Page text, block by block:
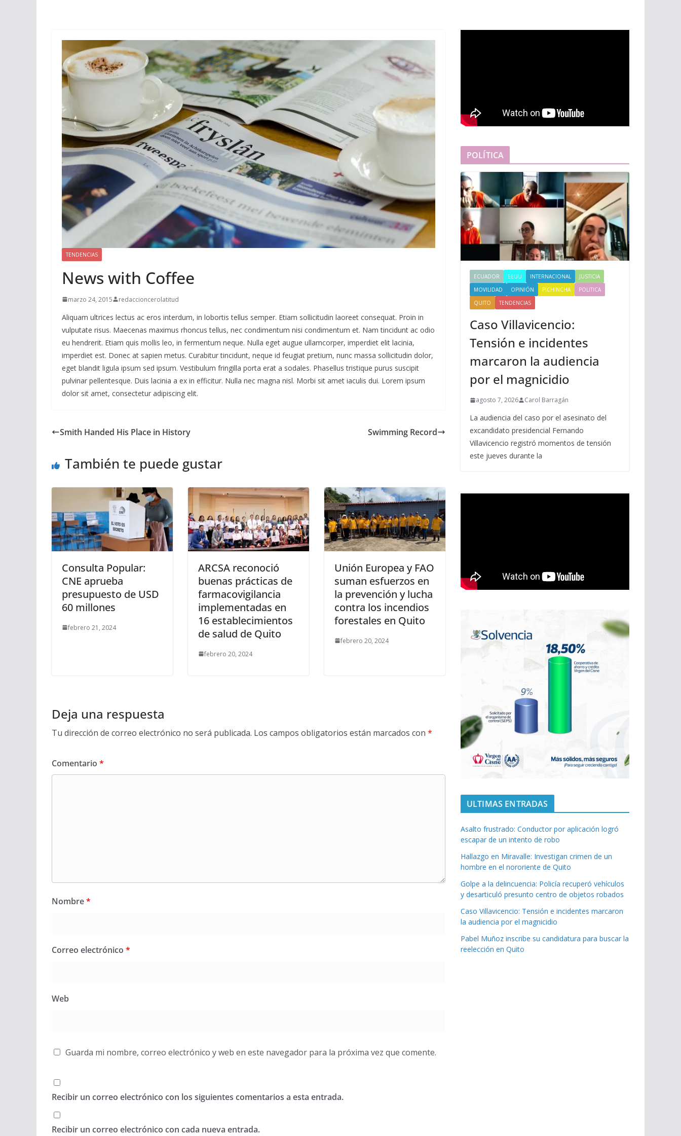
TENDENCIAS
News with Coffee
marzo 24, 2015 redaccioncerolatitud
Aliquam ultrices lectus ac eros interdum, in lobortis tellus semper. Etiam sollicitudin laoreet consequat. Proin in
vulputate risus. Maecenas maximus rhoncus tellus, nec condimentum nisi condimentum et. Nam tincidunt ac odio
eu hendrerit. Etiam quis mollis leo, in fermentum neque. Nulla eget augue ullamcorper, imperdiet elit lacinia,
imperdiet est. Donec at sapien metus. Curabitur tincidunt, neque id feugiat pretium, nunc massa sollicitudin dolor,
eget blandit ligula ipsum sed ipsum. Vestibulum fringilla porta erat a sodales. Phasellus tristique purus suscipit
pulvinar pellentesque. Duis lacinia a ex in efficitur. Nulla nec magna nisl. Morbi sit amet iaculis dui. Lorem ipsum
dolor sit amet, consectetur adipiscing elit.
Smith Handed His Place in History Swimming Record
También te puede gustar
Consulta Popular:
CNE aprueba
presupuesto de USD
60 millones
febrero 21, 2024
ARCSA reconoció
buenas prácticas de
farmacovigilancia
implementadas en
16 establecimientos
de salud de Quito
febrero 20, 2024
Unión Europea y FAO
suman esfuerzos en
la prevención y lucha
contra los incendios
forestales en Quito
febrero 20, 2024
Deja una respuesta
Tu dirección de correo electrónico no será publicada. Los campos obligatorios están marcados con *
Comentario *
Nombre*
Correo electrónico *
Web
Guarda mi nombre, correo electrónico y web en este navegador para la próxima vez que comente.
Recibir un correo electrónico con los siguientes comentarios a esta entrada.
Recibir un correo electrónico con cada nueva entrada.
POLÍTICA
ECUADOR EEUU INTERNACIONAL
JUSTICIA
MOVILIDAD
OPINIÓN PICHINCHA
POLITICA
QUITO
TENDENCIAS
Caso Villavicencio:
Tensión e incidentes
marcaron la audiencia
por el magnicidio
agosto 7, 2026 Carol Barragán
La audiencia del caso por el asesinato del
excandidato presidencial Fernando
Villavicencio registró momentos de tensión
este jueves durante la
ULTIMAS ENTRADAS
Asalto frustrado: Conductor por aplicación logró
escapar de un intento de robo
Hallazgo en Miravalle: Investigan crimen de un
hombre en el nororiente de Quito
Golpe a la delincuencia: Policía recuperó vehículos
y desarticuló presunto centro de objetos robados
Caso Villavicencio: Tensión e incidentes marcaron
la audiencia por el magnicidio
Pabel Muñoz inscribe su candidatura para buscar la
reelección en Quito